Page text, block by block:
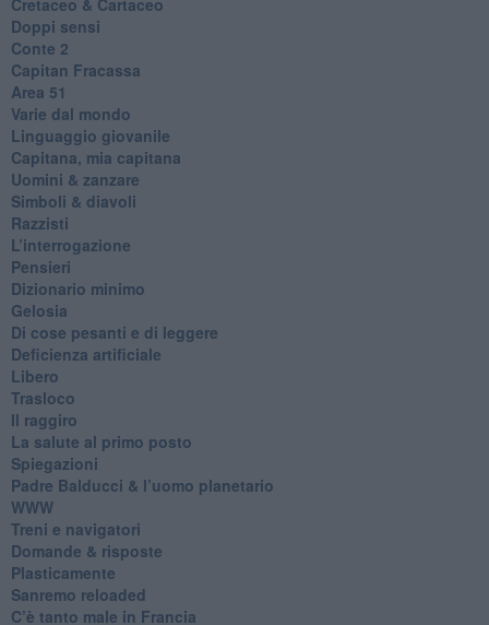
Doppi sensi
​Conte 2
​Capitan Fracassa
​Area 51
Varie dal mondo
​Linguaggio giovanile
​Capitana, mia capitana
Uomini & zanzare
​Simboli & diavoli
Razzisti
​L’interrogazione
Pensieri
​Dizionario minimo
Gelosia
Di cose pesanti e di leggere
​Deficienza artificiale
Libero
Trasloco
Il raggiro
​La salute al primo posto
Spiegazioni
Padre Balducci & l’uomo planetario
WWW
​Treni e navigatori
​Domande & risposte
​Plasticamente
Sanremo reloaded
C’è tanto male in Francia